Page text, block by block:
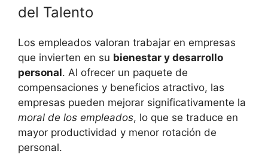
del Talento
Los empleados valoran trabajar en empresas
que invierten en su bienestar y desarrollo
personal. Al ofrecer un paquete de
compensaciones y beneficios atractivo, las
empresas pueden mejorar significativamente la
moral de los empleados, lo que se traduce en
mayor productividad y menor rotación de
personal.